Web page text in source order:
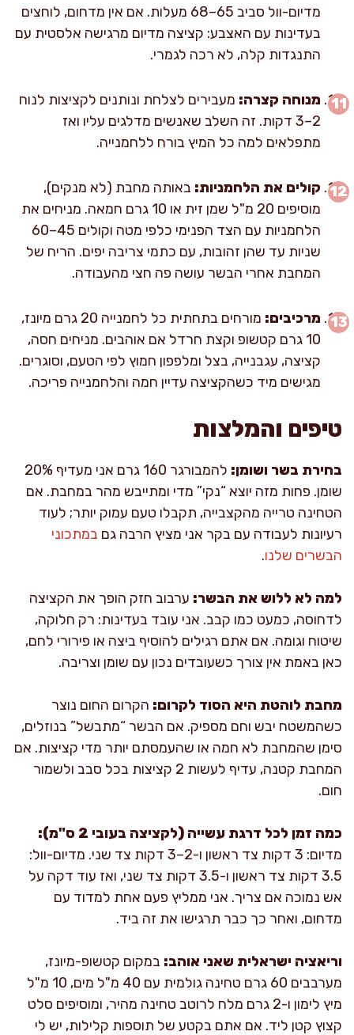
מדיום-וול סביב 65–68 מעלות. אם אין מדחום, לוחצים
בעדינות עם האצבע: קציצה מדיום מרגישה אלסטית עם
התנגדות קלה, לא רכה לגמרי.
מנוחה קצרה: מעבירים לצלחת ונותנים לקציצות לנוח
2–3 דקות. זה השלב שאנשים מדלגים עליו ואז
מתפלאים למה כל המיץ בורח ללחמנייה.
קולים את הלחמניות: באותה מחבת (לא מנקים),
מוסיפים 20 מ"ל שמן זית או 10 גרם חמאה. מניחים את
הלחמניות עם הצד הפנימי כלפי מטה וקולים 45–60
שניות עד שהן זהובות, עם כתמי צריבה יפים. הריח של
המחבת אחרי הבשר עושה פה חצי מהעבודה.
מרכיבים:
מורחים בתחתית כל לחמנייה 20 גרם מיונז,
10 גרם קטשופ וקצת חרדל אם אוהבים. מניחים חסה,
קציצה, עגבנייה, בצל ומלפפון חמוץ לפי הטעם, וסוגרים.
מגישים מיד כשהקציצה עדיין חמה והלחמנייה פריכה.
טיפים והמלצות
בחירת בשר ושומן:
להמבורגר 160 גרם אני מעדיף 20%
שומן. פחות מזה יוצא “נקי” מדי ומתייבש מהר במחבת. אם
הטחינה טרייה מהקצבייה, תקבלו טעם עמוק יותר; לעוד
רעיונות לעבודה עם בקר אני מציץ הרבה גם במתכוני
הבשרים שלנו.
למה לא ללוש את הבשר: ערבוב חזק הופך את הקציצה
לדחוסה, כמעט כמו קבב. אני עובד בעדינות: רק חלוקה,
שיטוח וגומה. אם אתם רגילים להוסיף ביצה או פירורי לחם,
כאן באמת אין צורך כשעובדים נכון עם שומן וצריבה.
מחבת לוהטת היא הסוד לקרום: הקרום החום נוצר
כשהמשטח יבש וחם מספיק. אם הבשר “מתבשל” בנוזלים,
סימן שהמחבת לא חמה או שהעמסתם יותר מדי קציצות. אם
המחבת קטנה, עדיף לעשות 2 קציצות בכל סבב ולשמור
חום.
כמה זמן לכל דרגת עשייה (לקציצה בעובי 2 ס"מ):
מדיום: 3 דקות צד ראשון ו-2–3 דקות צד שני. מדיום-וול:
3.5 דקות צד ראשון ו-3.5 דקות צד שני, ואז עוד דקה על
אש נמוכה אם צריך. אני ממליץ פעם אחת למדוד עם
מדחום, ואחר כך כבר תרגישו את זה ביד.
וריאציה ישראלית שאני אוהב: במקום קטשופ-מיונז,
מערבבים 60 גרם טחינה גולמית עם 40 מ"ל מים, 10 מ"ל
מיץ לימון ו-2 גרם מלח לרוטב טחינה מהיר, ומוסיפים סלט
קצוץ קטן ליד. אם אתם בקטע של תוספות קלילות, יש לי